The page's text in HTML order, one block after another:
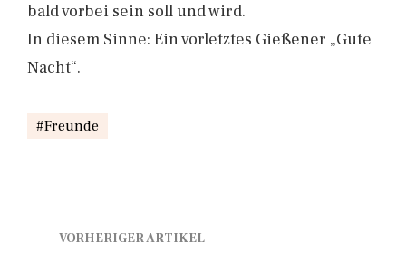
bald vorbei sein soll und wird.
In diesem Sinne: Ein vorletztes Gießener „Gute
Nacht“.
Freunde
VORHERIGER ARTIKEL